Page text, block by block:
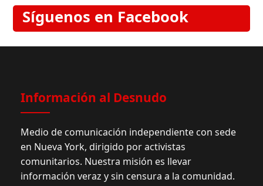
Síguenos en Facebook
Información al Desnudo
Medio de comunicación independiente con sede
en Nueva York, dirigido por activistas
comunitarios. Nuestra misión es llevar
información veraz y sin censura a la comunidad.